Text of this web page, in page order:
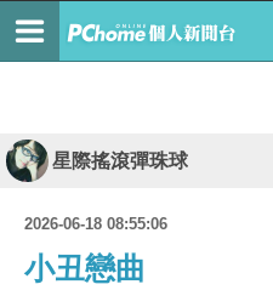
星際搖滾彈珠球
2026-06-18 08:55:06
小丑戀曲